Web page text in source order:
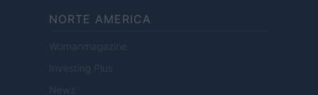
NORTE AMERICA
Womanmagazine
Investing Plus
Newz